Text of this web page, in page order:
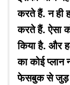
करते हैं. न ही
करते हैं. ऐसा
किया है. और
का कोई प्लान
फेसबुक से जुड़